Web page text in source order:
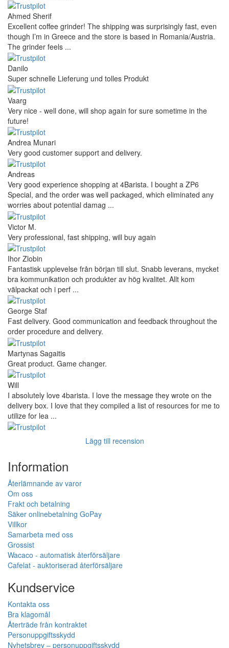
Ahmed Sherif
Excellent coffee grinder! The shipping was surprisingly fast, even
though I’m in Greece and the store is based in Romania/Austria.
The grinder feels ...
Danilo
Super schnelle Lieferung und tolles Produkt
Vaarg
Very nice - well done, will shop again for sure sometime in the
future!
Andrea Munari
Very good customer support and delivery.
Andreas
Very good experience shopping at 4Barista. I bought a ZP6
Special, and the order was well packaged, which eliminated any
worries about potential damag ...
Victor M.
Very professional, fast shipping, will buy again
Ihor Zlobin
Fantastisk upplevelse från början till slut. Snabb leverans, mycket
bra kommunikation och produkter av hög kvalitet. Allt kom
välpackat och i perf ...
George Staf
Fast delivery. Good communication and feedback throughout the
order procedure and delivery.
Martynas Sagaitis
Great product. Game changer.
Will
I absolutely love 4barista. I love the message they wrote on the
delivery box. I love that they compiled a list of resources for me to
utilize for lea ...
Lägg till recension
Information
Återlämnande av varor
Om oss
Frakt och betalning
Säker onlinebetalning GoPay
Villkor
Samarbeta med oss
Grossist
Wacaco - automatisk återförsäljare
Cafelat - auktoriserad återförsäljare
Kundservice
Kontakta oss
Bra klagomål
Återträde från kontraktet
Personuppgiftsskydd
Nyhetsbrev – personuppgiftsskydd